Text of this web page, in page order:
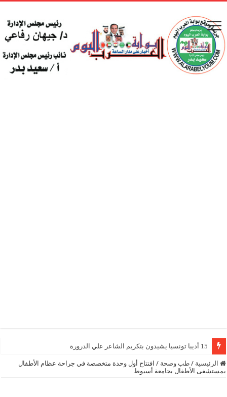
15 أديبا تونسيا يشيدون بتكريم الشاعر علي الدرورة
الرئيسية / طب وصحة / افتتاح أول وحدة متخصصة في جراحة عظام الأطفال
بمستشفى الأطفال بجامعة أسيوط